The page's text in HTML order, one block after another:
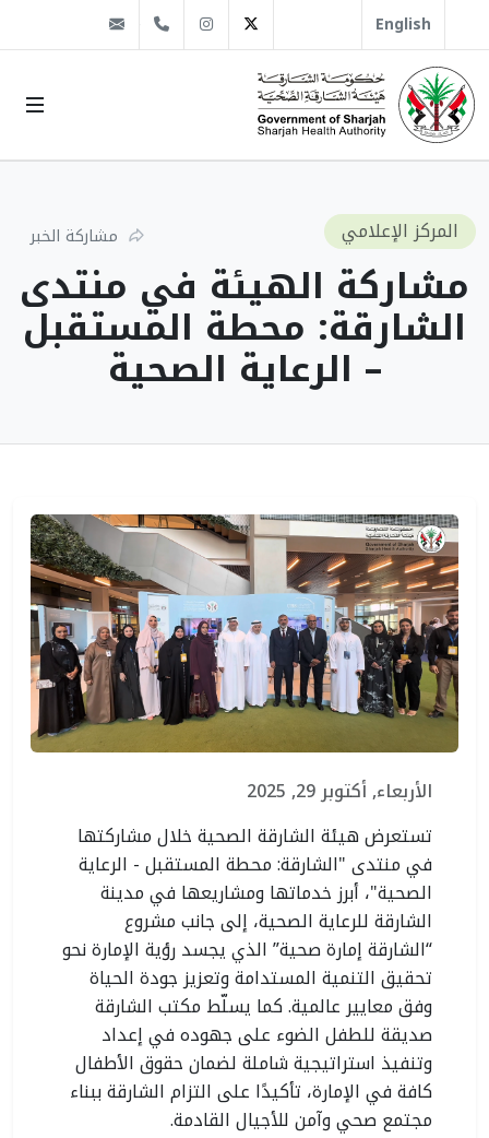
English
Twitter
Instagram
1666 509 6 971+
المركز الإعلامي مشاركة الخبر
مشاركة الهيئة في منتدى
الشارقة: محطة المستقبل
– الرعاية الصحية
الأربعاء, أكتوبر 29, 2025
تستعرض هيئة الشارقة الصحية خلال مشاركتها
في منتدى "الشارقة: محطة المستقبل - الرعاية
الصحية"، أبرز خدماتها ومشاريعها في مدينة
الشارقة للرعاية الصحية، إلى جانب مشروع
“الشارقة إمارة صحية” الذي يجسد رؤية الإمارة نحو
تحقيق التنمية المستدامة وتعزيز جودة الحياة
وفق معايير عالمية. كما يسلّط مكتب الشارقة
صديقة للطفل الضوء على جهوده في إعداد
وتنفيذ استراتيجية شاملة لضمان حقوق الأطفال
كافة في الإمارة، تأكيدًا على التزام الشارقة ببناء
مجتمع صحي وآمن للأجيال القادمة.